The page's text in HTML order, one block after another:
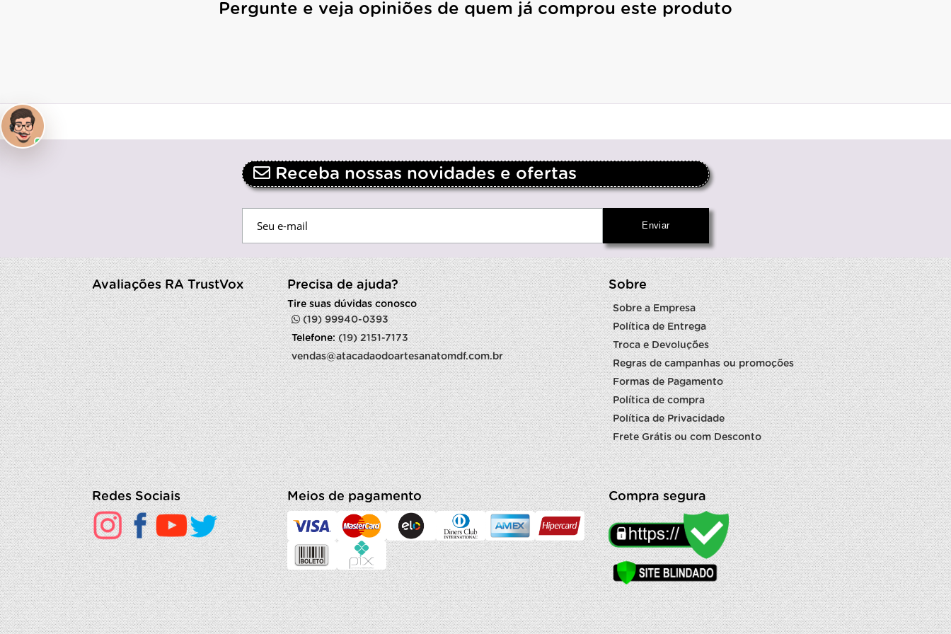
Pergunte e veja opiniões de quem já comprou este produto
Receba nossas novidades e ofertas
Avaliações RA TrustVox Precisa de ajuda?
Tire suas dúvidas conosco
(19) 99940-0393
Telefone:(19) 2151-7173
vendas@atacadaodoartesanatomdf.com.br
Sobre
Sobre a Empresa
Política de Entrega
Troca e Devoluções
Regras de campanhas ou promoções
Formas de Pagamento
Política de compra
Política de Privacidade
Frete Grátis ou com Desconto
Redes Sociais Meios de pagamento Compra segura